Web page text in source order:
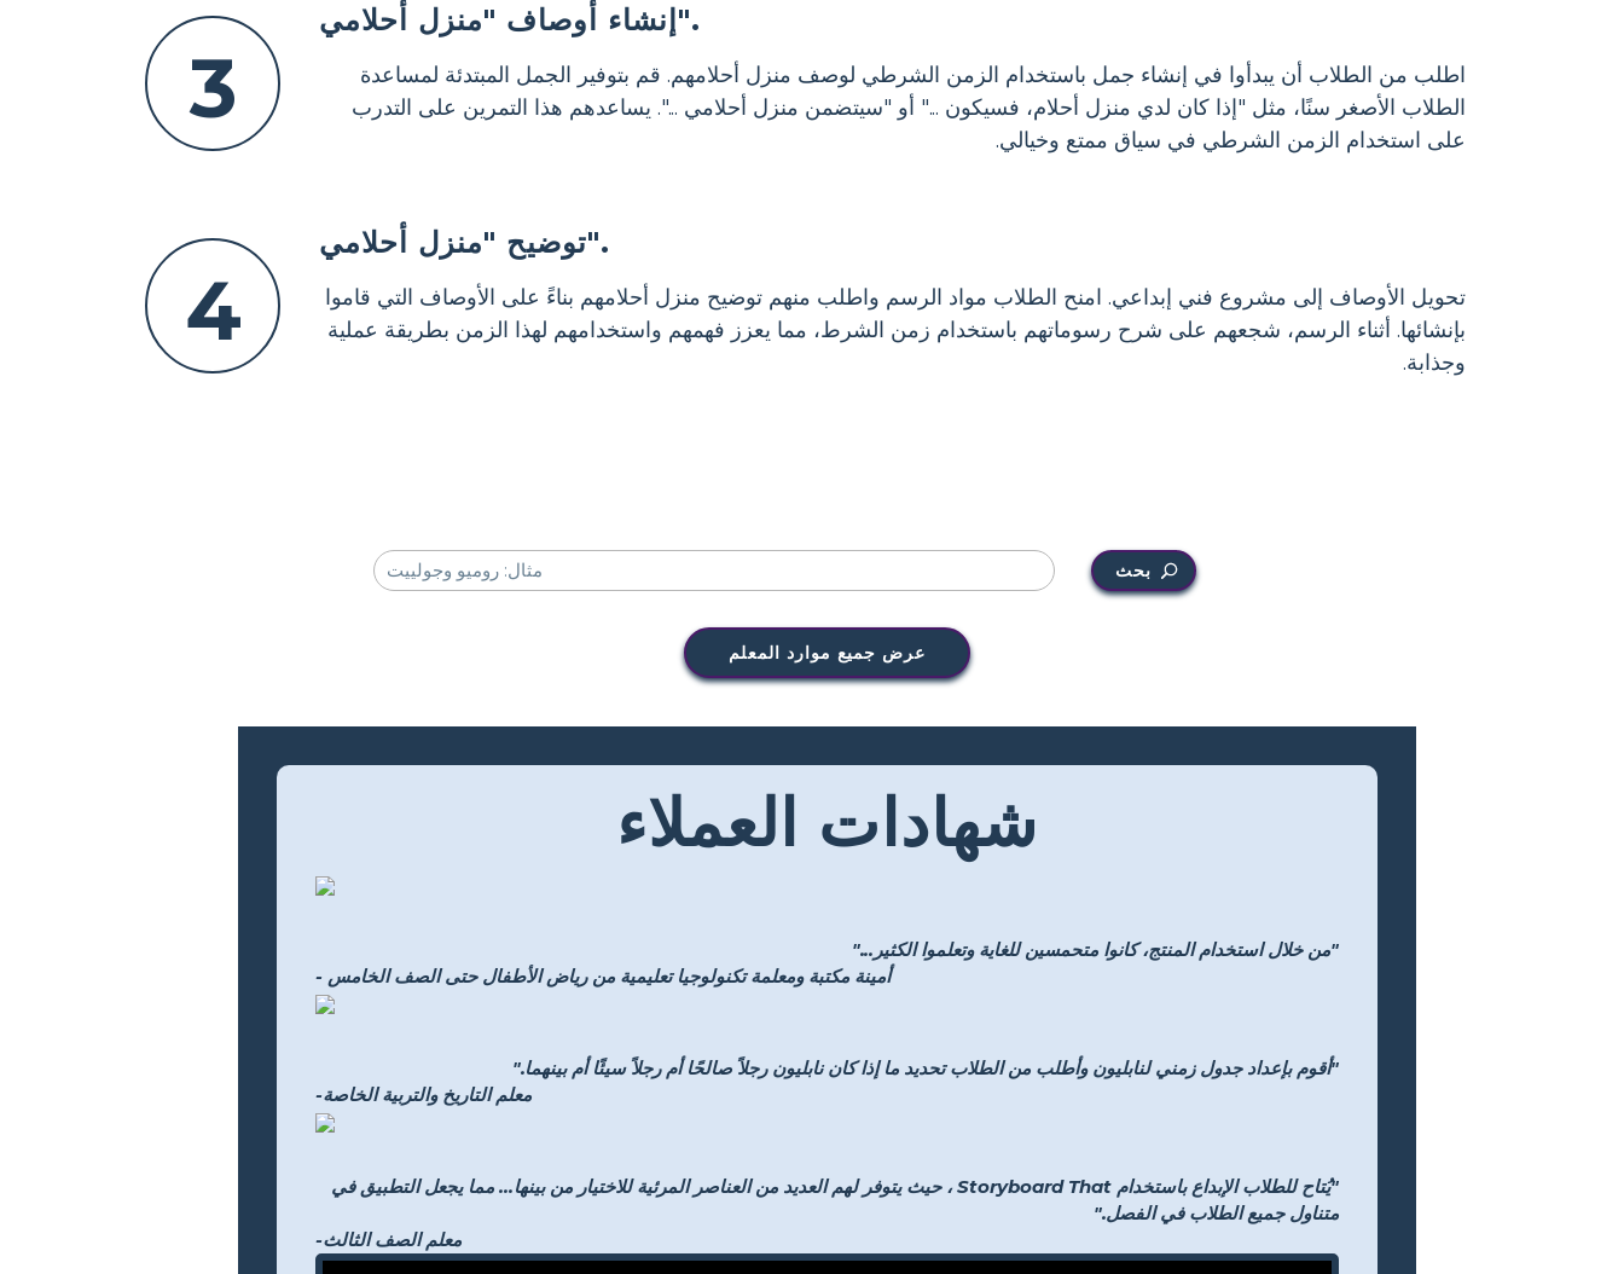
3
إنشاء أوصاف "منزل أحلامي".
اطلب من الطلاب أن يبدأوا في إنشاء جمل باستخدام الزمن الشرطي لوصف منزل أحلامهم. قم بتوفير الجمل المبتدئة لمساعدة
الطلاب الأصغر سنًا، مثل "إذا كان لدي منزل أحلام، فسيكون ..." أو "سيتضمن منزل أحلامي ...". يساعدهم هذا التمرين على التدرب
على استخدام الزمن الشرطي في سياق ممتع وخيالي.
4
توضيح "منزل أحلامي".
تحويل الأوصاف إلى مشروع فني إبداعي. امنح الطلاب مواد الرسم واطلب منهم توضيح منزل أحلامهم بناءً على الأوصاف التي قاموا
بإنشائها. أثناء الرسم، شجعهم على شرح رسوماتهم باستخدام زمن الشرط، مما يعزز فهمهم واستخدامهم لهذا الزمن بطريقة عملية
وجذابة.
بحث
عرض جميع موارد المعلم
شهادات العملاء
"من خلال استخدام المنتج، كانوا متحمسين للغاية وتعلموا الكثير..."
- أمينة مكتبة ومعلمة تكنولوجيا تعليمية من رياض الأطفال حتى الصف الخامس
"أقوم بإعداد جدول زمني لنابليون وأطلب من الطلاب تحديد ما إذا كان نابليون رجلاً صالحًا أم رجلاً سيئًا أم بينهما."
-معلم التاريخ والتربية الخاصة
"يُتاح للطلاب الإبداع باستخدام Storyboard That ، حيث يتوفر لهم العديد من العناصر المرئية للاختيار من بينها... مما يجعل التطبيق في
متناول جميع الطلاب في الفصل."
-معلم الصف الثالث